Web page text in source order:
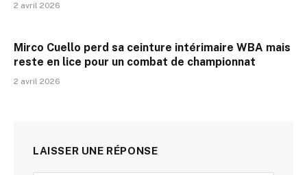
2 avril 2026
Mirco Cuello perd sa ceinture intérimaire WBA mais
reste en lice pour un combat de championnat
2 avril 2026
LAISSER UNE RÉPONSE